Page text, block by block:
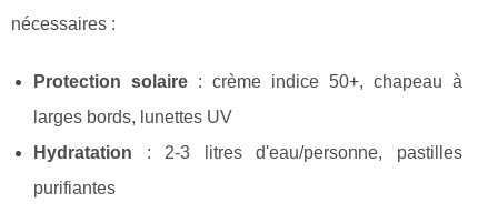
nécessaires :
Protection solaire: crème indice 50+, chapeau à
larges bords, lunettes UV
Hydratation : 2-3 litres d'eau/personne, pastilles
purifiantes